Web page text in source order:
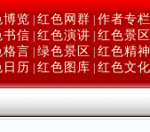
博览 红色网群 作者专栏
书信 红色演讲 红色景区
格言 绿色景区
红色精神
日历 红色图库 红色文化